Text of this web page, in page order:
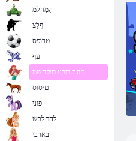
הָמָחלִמ
ףָלַצ
טרופס
עף
תונב רובע םיקחשמ
םיסוס
פוני
להתלבש
בארבי